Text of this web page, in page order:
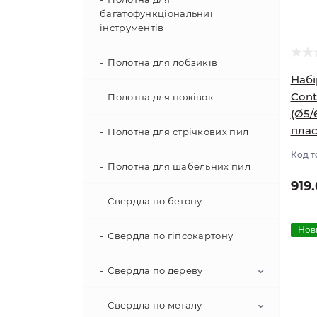
багатофункціональниї
інструментів
Полотна для лобзиків
Полотна для ножівок
Полотна для стрічкових пил
Полотна для шабельних пил
Свердла по бетону
Свердла по гіпсокартону
Свердла по дереву
Насадки самоврізні
Свердла по металу
(Ø5/
Код